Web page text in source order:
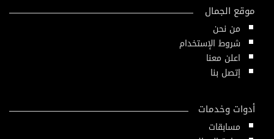
موقع الجمال
من نحن
شروط الإستخدام
اعلن معنا
إتصل بنا
أدوات وخدمات
مسابقات